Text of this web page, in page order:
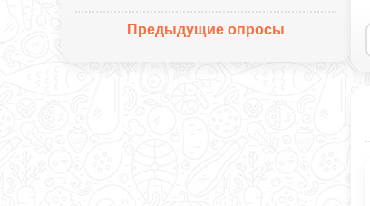
Предыдущие опросы